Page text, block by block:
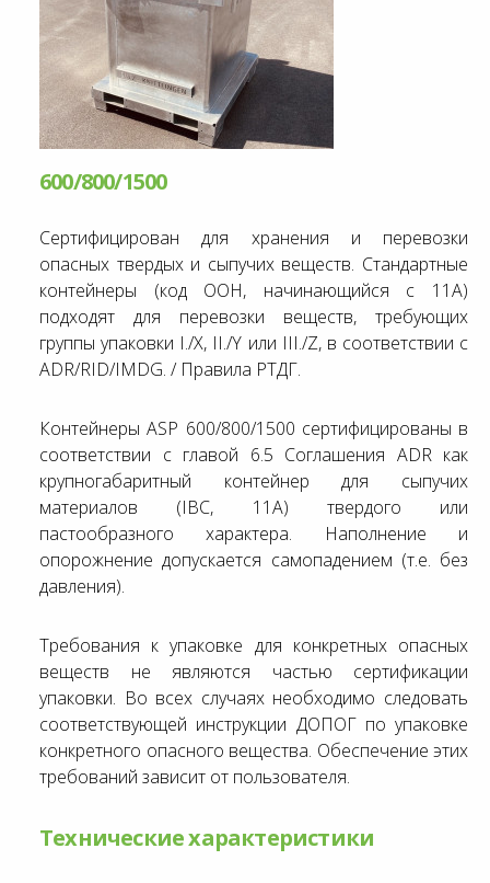
600/800/1500
Сертифицирован для хранения и перевозки
опасных твердых и сыпучих веществ. Стандартные
контейнеры (код ООН, начинающийся с 11A)
подходят для перевозки веществ, требующих
группы упаковки I./X, II./Y или III./Z, в соответствии с
ADR/RID/IMDG. / Правила РТДГ.
Контейнеры ASP 600/800/1500 сертифицированы в
соответствии с главой 6.5 Соглашения ADR как
крупногабаритный контейнер для сыпучих
материалов (IBC, 11A) твердого или
пастообразного характера. Наполнение и
опорожнение допускается самопадением (т.е. без
давления).
Требования к упаковке для конкретных опасных
веществ не являются частью сертификации
упаковки. Во всех случаях необходимо следовать
соответствующей инструкции ДОПОГ по упаковке
конкретного опасного вещества. Обеспечение этих
требований зависит от пользователя.
Технические характеристики